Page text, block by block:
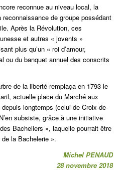
reconnue au niveau local, la
de groupe possédant
Après la Révolution, ces
et autres « jovents »
plus qu’un « roi d’amour,
ou du banquet annuel des conscrits
de la liberté remplaça en 1793 le
actuelle place du Marché aux
depuis longtemps (celui de Croix-de-
subsiste, grâce à une initiative
Bacheliers », laquelle pourrait être
la Bachelerie ».
Michel PENAUD
28 novembre 2018